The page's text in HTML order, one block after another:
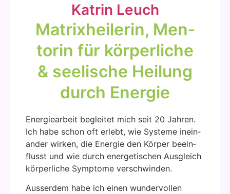
Kat­rin Leuch
Matrix­hei­le­rin, Men­
to­rin für kör­per­li­che
& see­li­sche Hei­lung
durch Ener­gie
Ener­gie­ar­beit beglei­tet mich seit 20 Jah­ren.
Ich habe schon oft erlebt, wie Sys­te­me inein­
an­der wir­ken, die Ener­gie den Kör­per beein­
flusst und wie durch ener­ge­ti­schen Aus­gleich
kör­per­li­che Sym­pto­me ver­schwin­den.
Aus­ser­dem habe ich einen wun­der­vol­len